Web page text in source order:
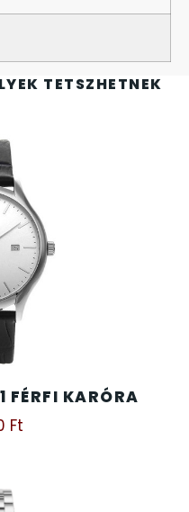
TETSZHETNEK
FÉRFI KARÓRA
Ft